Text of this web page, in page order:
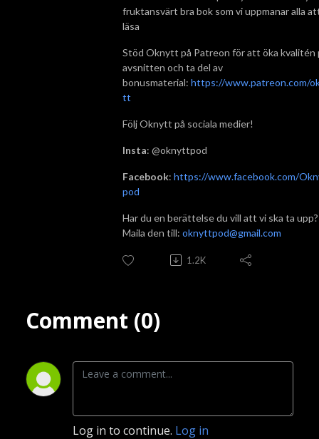
fruktansvärt bra bok som vi uppmanar alla
läsa
Stöd Oknytt på Patreon för att öka kvalitén
avsnitten och ta del av
bonusmaterial: https://www.patreon.com/
tt
Följ Oknytt på sociala medier!
Insta: @oknyttpod
Facebook: https://www.facebook.com/
pod
Har du en berättelse du vill att vi ska ta upp?
Maila den till: oknyttpod@gmail.com
1.2K
Comment (0)
Log in to continue. Log in